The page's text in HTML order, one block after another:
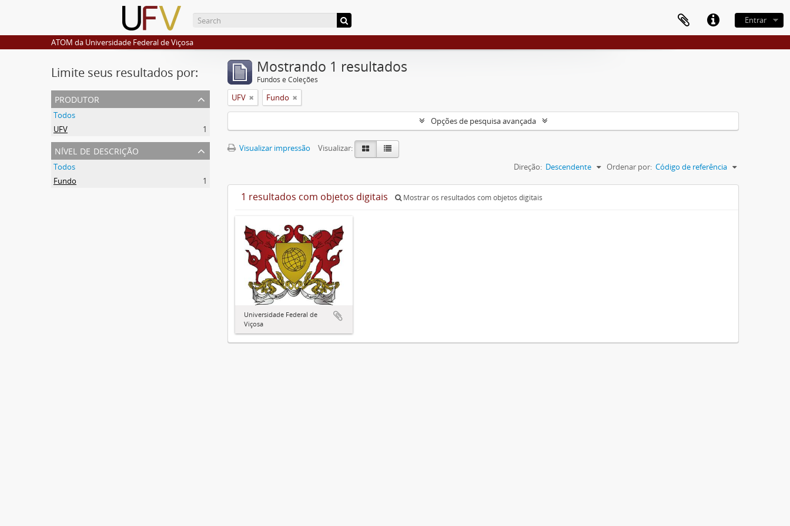
Entrar
ATOM da Universidade Federal de Viçosa
Limite seus resultados por:
produtor
Todos
UFV
1
nível de descrição
Todos
Fundo
1
Mostrando 1 resultados
Fundos e Coleções
UFV Fundo
Opções de pesquisa avançada
Visualizar impressão
Visualizar:
Ordenar por: Código de referência
Direção: Descendente
1 resultados com objetos digitais Mostrar os resultados com objetos digitais
Universidade Federal de
Viçosa